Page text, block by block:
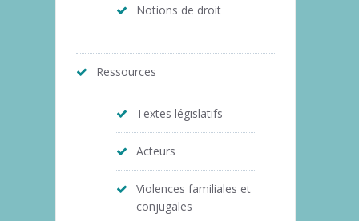
Notions de droit
Ressources
Textes législatifs
Acteurs
Violences familiales et
conjugales